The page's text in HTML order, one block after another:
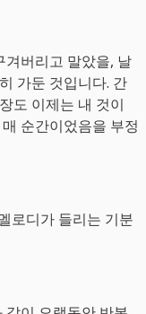
겨버리고 말았을, 날
가둔 것입니다. 간
도 이제는 내 것이
순간이었음을 부정
로디가 들리는 기분